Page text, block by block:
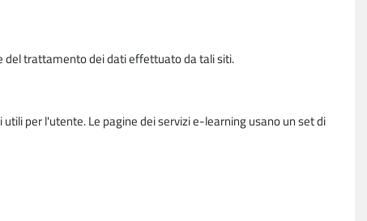
del trattamento dei dati effettuato da tali siti.
per l'utente. Le pagine dei servizi e-learning usano un set di